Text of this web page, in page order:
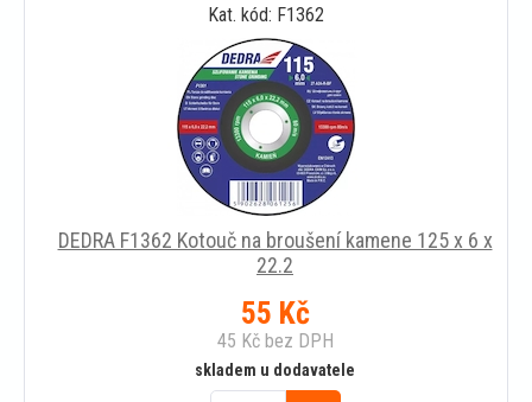
košíku
Kat. kód: F1362
DEDRA F1362 Kotouč na broušení kamene 125 x 6 x
22.2
55 Kč
45 Kčbez DPH
skladem u dodavatele